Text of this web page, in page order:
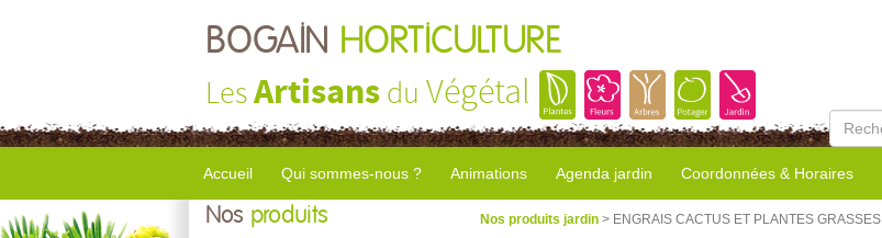
BOGAIN HORTICULTURE
LesArtisans du Végétal
Accueil Qui sommes-nous ? Animations Agenda jardin Coordonnées & Horaires
Nos produits Nos produits jardin > ENGRAIS CACTUS ET PLANTES GRASSES